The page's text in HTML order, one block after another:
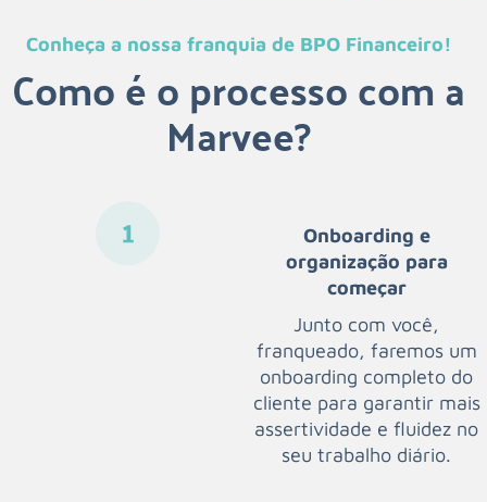
Conheça a nossa franquia de BPO Financeiro!
Como é o processo com a
Marvee?
Onboarding e
organização para
começar
Junto com você,
franqueado, faremos um
onboarding completo do
cliente para garantir mais
assertividade e fluidez no
seu trabalho diário.